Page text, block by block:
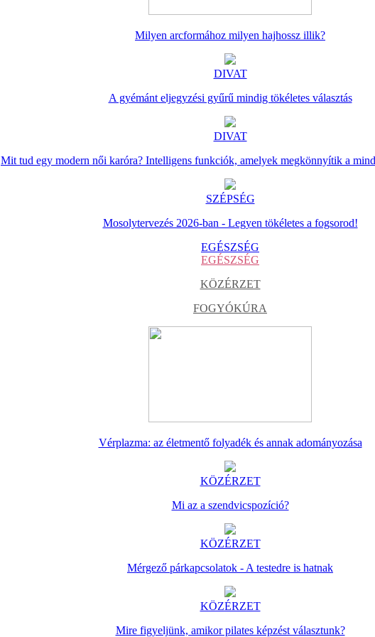
Milyen arcformához milyen hajhossz illik?
DIVAT
A gyémánt eljegyzési gyűrű mindig tökéletes választás
DIVAT
Mit tud egy modern női karóra? Intelligens funkciók, amelyek megkönnyítik a
SZÉPSÉG
Mosolytervezés 2026-ban - Legyen tökéletes a fogsorod!
EGÉSZSÉG
EGÉSZSÉG
KÖZÉRZET
FOGYÓKÚRA
Vérplazma: az életmentő folyadék és annak adományozása
KÖZÉRZET
Mi az a szendvicspozíció?
KÖZÉRZET
Mérgező párkapcsolatok - A testedre is hatnak
KÖZÉRZET
Mire figyeljünk, amikor pilates képzést választunk?